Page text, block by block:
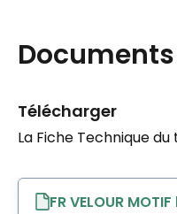
Documents
Télécharger
La Fiche Technique du
FR VELOUR